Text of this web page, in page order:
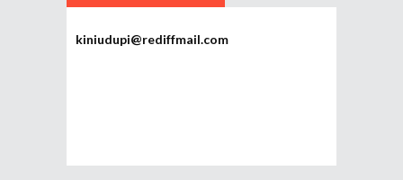
kiniudupi@rediffmail.com